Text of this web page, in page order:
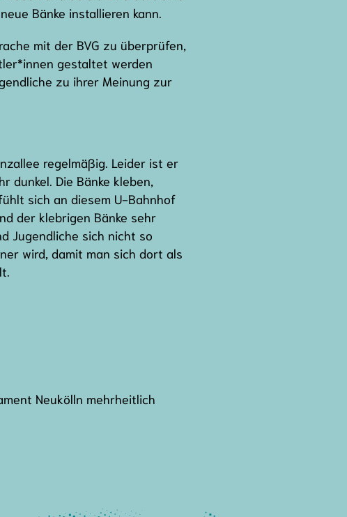
Bänke installieren kann.
mit der BVG zu überprüfen,
gestaltet werden
zu ihrer Meinung zur
regelmäßig. Leider ist er
Die Bänke kleben,
sich an diesem U-Bahnhof
der klebrigen Bänke sehr
Jugendliche sich nicht so
wird, damit man sich dort als
Neukölln mehrheitlich